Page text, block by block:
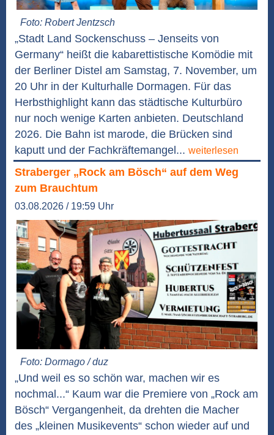
Foto: Robert Jentzsch
„Stadt Land Sockenschuss – Jenseits von
Germany“ heißt die kabarettistische Komödie mit
der Berliner Distel am Samstag, 7. November, um
20 Uhr in der Kulturhalle Dormagen. Für das
Herbsthighlight kann das städtische Kulturbüro
nur noch wenige Karten anbieten. Deutschland
2026. Die Bahn ist marode, die Brücken sind
kaputt und der Fachkräftemangel... weiterlesen
Straberger „Rock am Bösch“ auf dem Weg
zum Brauchtum
03.08.2026 / 19:59 Uhr
Foto: Dormago / duz
„Und weil es so schön war, machen wir es
nochmal...“ Kaum war die Premiere von „Rock am
Bösch“ Vergangenheit, da drehten die Macher
des „kleinen Musikevents“ schon wieder auf und